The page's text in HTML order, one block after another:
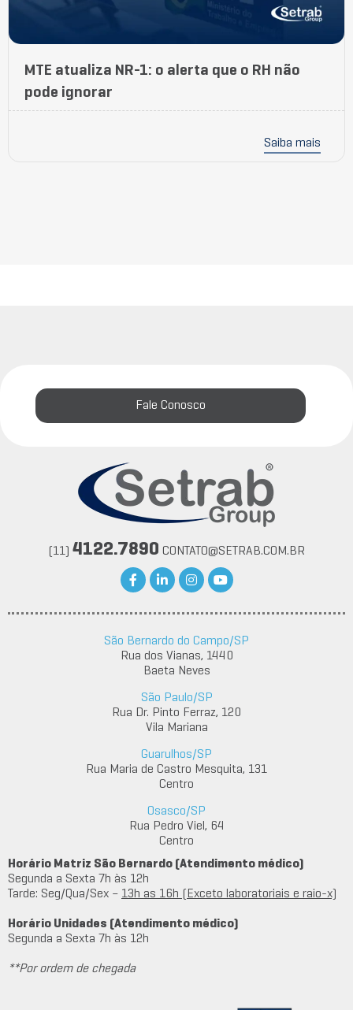
MTE atualiza NR-1: o alerta que o RH não
pode ignorar
Saiba mais
(11) 4122.7890 CONTATO@SETRAB.COM.BR
São Bernardo do Campo/SP
Rua dos Vianas, 1440
Baeta Neves
São Paulo/SP
Rua Dr. Pinto Ferraz, 120
Vila Mariana
Guarulhos/SP
Rua Maria de Castro Mesquita, 131
Centro
Osasco/SP
Rua Pedro Viel, 64
Centro
Horário Matriz São Bernardo (Atendimento médico)
Segunda a Sexta 7h às 12h
Tarde: Seg/Qua/Sex – 13h as 16h (Exceto laboratoriais e raio-x)
Horário Unidades (Atendimento médico)
Segunda a Sexta 7h às 12h
**Por ordem de chegada
Fale Conosco